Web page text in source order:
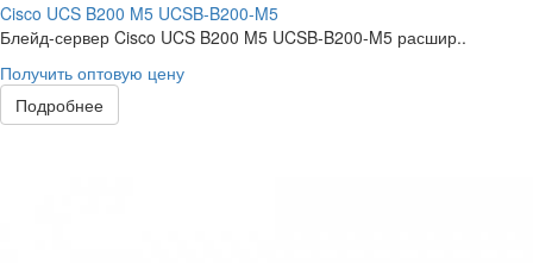
Cisco UCS B200 M5 UCSB-B200-M5
Блейд-сервер Cisco UCS B200 M5 UCSB-B200-M5 расшир..
Получить оптовую цену
Подробнее